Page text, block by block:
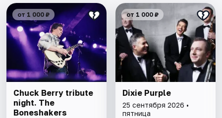
от 1 000 ₽
Chuck Berry tribute
night. The
Boneshakers
от 1 000 ₽
Dixie Purple
25 сентября 2026 •
пятница